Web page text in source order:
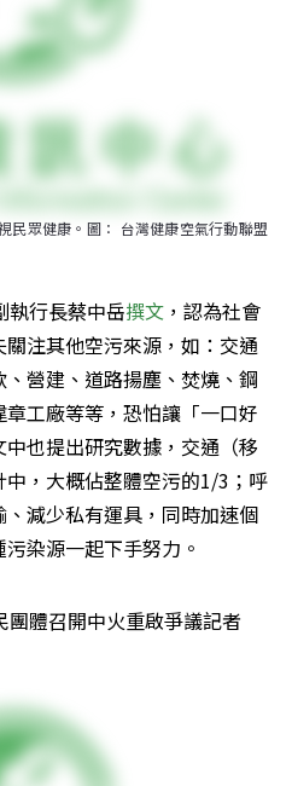
民眾健康。圖： 台灣健康空氣行動聯盟
執行長蔡中岳撰文 ，認為社會
注其他空污來源，如：交通
營建、道路揚塵、焚燒、鋼
工廠等等，恐怕讓「一口好
也提出研究數據，交通（移
，大概佔整體空污的1/3；呼
減少私有運具，同時加速個
染源一起下手努力。
體召開中火重啟爭議記者